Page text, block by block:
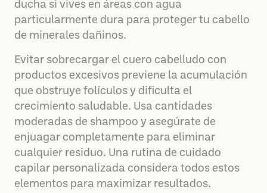
ducha si vives en áreas con agua
particularmente dura para proteger tu cabello
de minerales dañinos.
Evitar sobrecargar el cuero cabelludo con
productos excesivos previene la acumulación
que obstruye folículos y dificulta el
crecimiento saludable. Usa cantidades
moderadas de shampoo y asegúrate de
enjuagar completamente para eliminar
cualquier residuo. Una rutina de cuidado
capilar personalizada considera todos estos
elementos para maximizar resultados.